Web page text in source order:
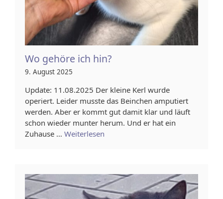
Wo gehöre ich hin?
9. August 2025
Update: 11.08.2025 Der kleine Kerl wurde
operiert. Leider musste das Beinchen amputiert
werden. Aber er kommt gut damit klar und läuft
schon wieder munter herum. Und er hat ein
Zuhause … Weiterlesen